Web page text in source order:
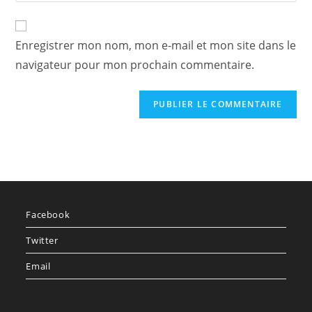
comment
comment
de
votre
site
(facultatif)
Enregistrer mon nom, mon e-mail et mon site dans le
navigateur pour mon prochain commentaire.
Facebook
Twitter
Email